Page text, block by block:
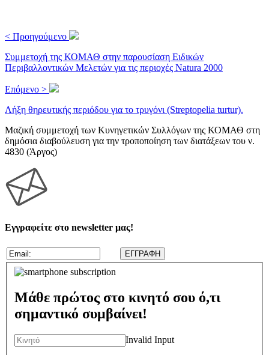
< Προηγούμενο
Συμμετοχή της ΚΟΜΑΘ στην παρουσίαση Ειδικών
Περιβαλλοντικών Μελετών για τις περιοχές Natura 2000
Επόμενο >
Λήξη θηρευτικής περιόδου για το τρυγόνι (Streptopelia turtur).
Μαζική συμμετοχή των Κυνηγετικών Συλλόγων της ΚΟΜΑΘ στη
δημόσια διαβούλευση για την τροποποίηση των διατάξεων του ν.
4830 (Άργος)
Εγγραφείτε στο newsletter μας!
Μάθε πρώτος στο κινητό σου ό,τι
σημαντικό συμβαίνει!
Invalid Input